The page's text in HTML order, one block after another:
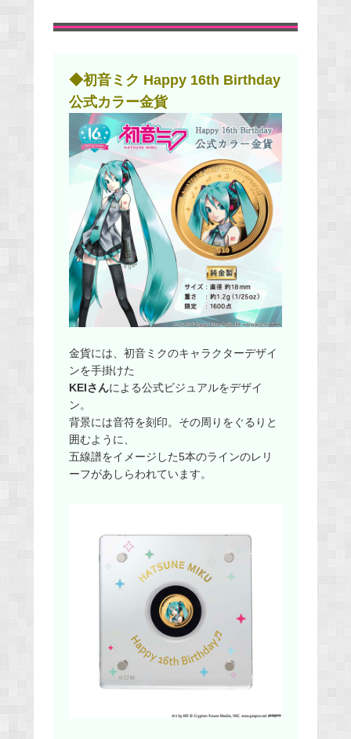
◆初音ミク Happy 16th Birthday
公式カラー金貨
金貨には、初音ミクのキャラクターデザイ
ンを手掛けた
KEIさんによる公式ビジュアルをデザイ
ン。
背景には音符を刻印。その周りをぐるりと
囲むように、
五線譜をイメージした5本のラインのレリ
ーフがあしらわれています。